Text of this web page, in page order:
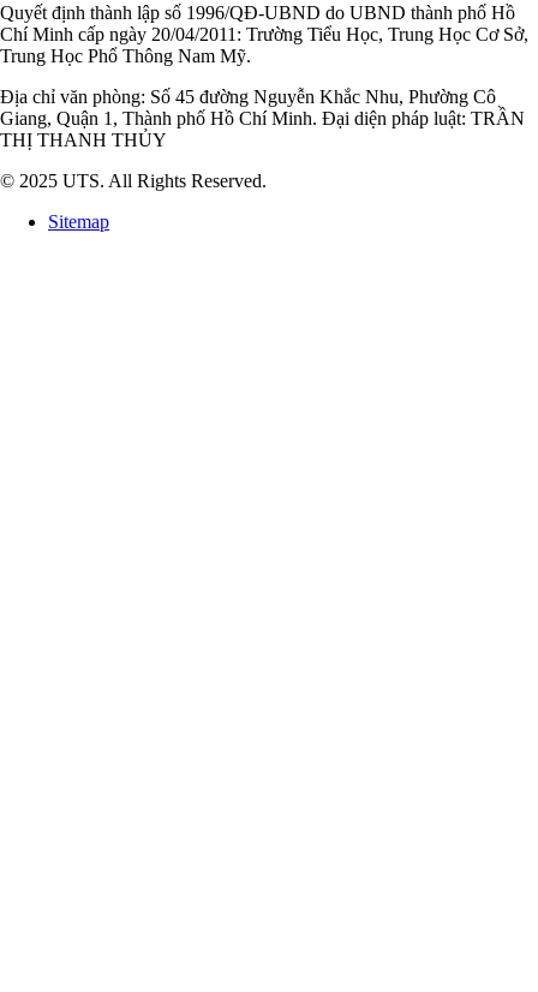
Quyết định thành lập số 1996/QĐ-UBND do UBND thành phố Hồ
Chí Minh cấp ngày 20/04/2011: Trường Tiểu Học, Trung Học Cơ Sở,
Trung Học Phổ Thông Nam Mỹ.
Địa chỉ văn phòng: Số 45 đường Nguyễn Khắc Nhu, Phường Cô
Giang, Quận 1, Thành phố Hồ Chí Minh. Đại diện pháp luật: TRẦN
THỊ THANH THỦY
© 2025 UTS. All Rights Reserved.
Sitemap